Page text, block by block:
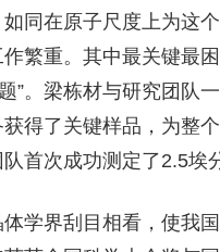
同在原子尺度上为这
繁重。其中最关键最
”。梁栋材与研究团队
得了关键样品，为整
首次成功测定了2.5埃
学界刮目相看，使我